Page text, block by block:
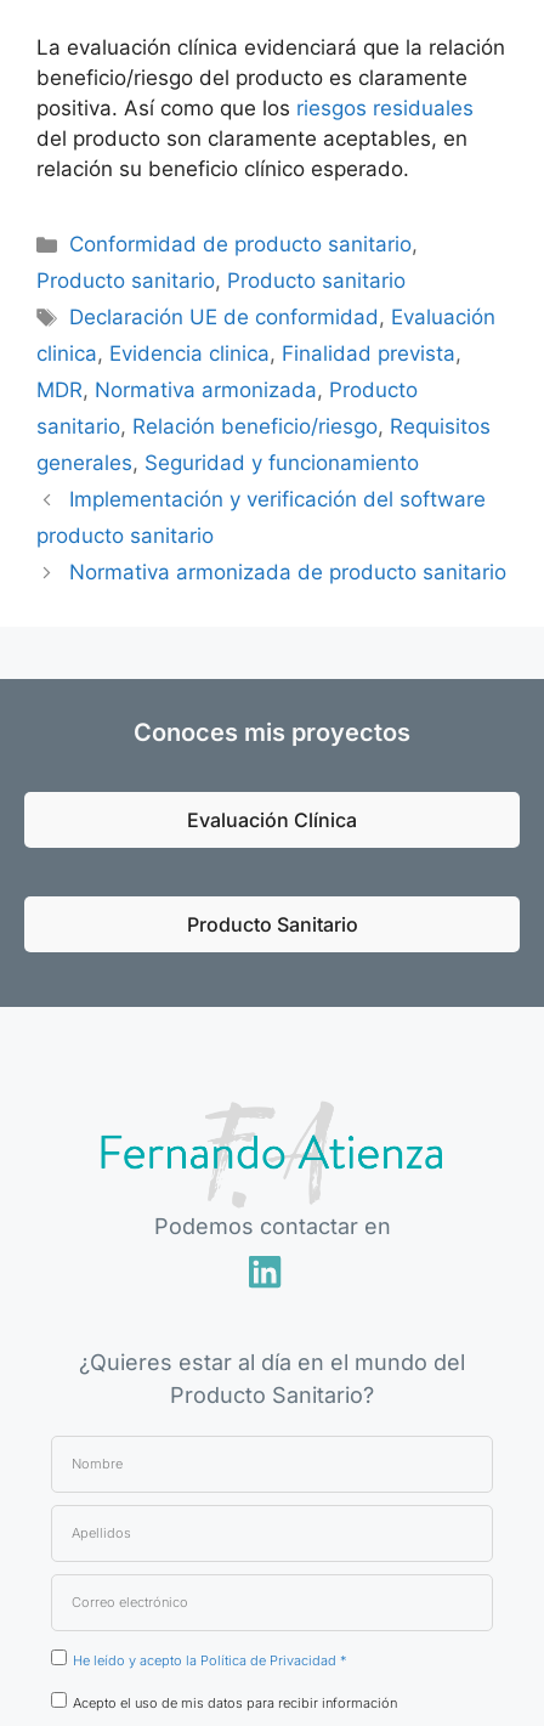
La evaluación clínica evidenciará que la relación
beneficio/riesgo del producto es claramente
positiva. Así como que los riesgos residuales
del producto son claramente aceptables, en
relación su beneficio clínico esperado.
Conformidad de producto sanitario,
Producto sanitario, Producto sanitario
Declaración UE de conformidad, Evaluación
clinica, Evidencia clinica, Finalidad prevista,
MDR, Normativa armonizada, Producto
sanitario, Relación beneficio/riesgo, Requisitos
generales, Seguridad y funcionamiento
Implementación y verificación del software
producto sanitario
Normativa armonizada de producto sanitario
Conoces mis proyectos
Evaluación Clínica
Producto Sanitario
Podemos contactar en
¿Quieres estar al día en el mundo del
Producto Sanitario?
He leído y acepto la Política de Privacidad *
Acepto el uso de mis datos para recibir información